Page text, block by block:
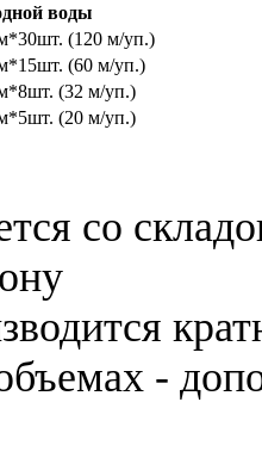
воды
(120 м/уп.)
(60 м/уп.)
(32 м/уп.)
(20 м/уп.)
со
-